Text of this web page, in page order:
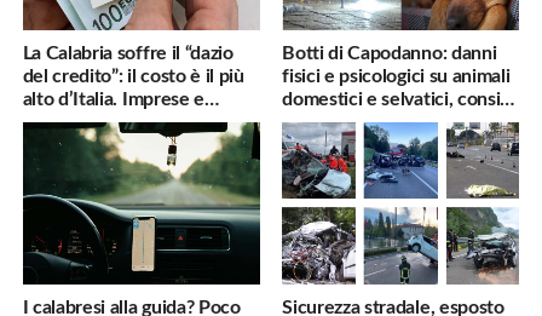
La Calabria soffre il “dazio
del credito”: il costo è il più
alto d’Italia. Imprese e
famiglie penalizzate
Botti di Capodanno: danni
fisici e psicologici su animali
domestici e selvatici, consigli
utili
I calabresi alla guida? Poco
Sicurezza stradale, esposto